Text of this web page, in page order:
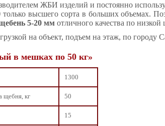
ЖБИ изделий и постоянно
высшего сорта в больших объемах.
5-20 мм отличного качества по низкой
на объект, подъем на этаж, по городу
в мешках по 50 кг»
1300
щебня, кг 50
15